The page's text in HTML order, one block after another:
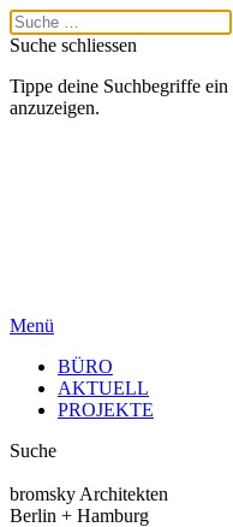
Suche schliessen
Tippe deine Suchbegriffe
anzuzeigen.
Menü
BÜRO
AKTUELL
PROJEKTE
Suche
bromsky Architekten
Berlin + Hamburg